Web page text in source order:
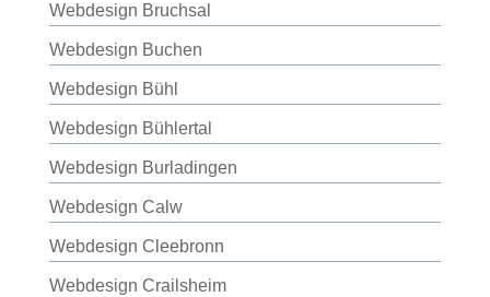
Webdesign Bruchsal
Webdesign Buchen
Webdesign Bühl
Webdesign Bühlertal
Webdesign Burladingen
Webdesign Calw
Webdesign Cleebronn
Webdesign Crailsheim